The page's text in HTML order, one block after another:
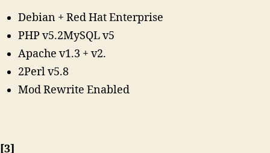
Debian + Red Hat Enterprise
PHP v5.2MySQL v5
Apache v1.3 + v2.
2Perl v5.8
Mod Rewrite Enabled
[3]